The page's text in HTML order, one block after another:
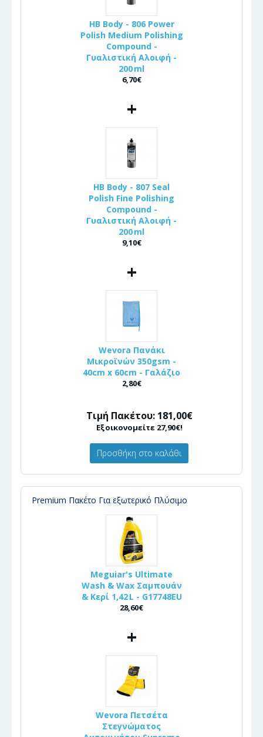
HB Body - 806 Power
Polish Medium Polishing
Compound -
Γυαλιστική Αλοιφή -
200 ml
6,70€
+
HB Body - 807 Seal
Polish Fine Polishing
Compound -
Γυαλιστική Αλοιφή -
200 ml
9,10€
+
Wevora Πανάκι
Μικροϊνών 350gsm -
40cm x 60cm - Γαλάζιο
2,80€
Τιμή Πακέτου: 181,00€
Εξοικονομείτε 27,90€!
Προσθήκη στο καλάθι
Premium Πακέτο Για εξωτερικό Πλύσιμο
Meguiar's Ultimate
Wash & Wax Σαμπουάν
& Κερί 1,42 L - G17748EU
28,60€
+
Wevora Πετσέτα
Στεγνώματος